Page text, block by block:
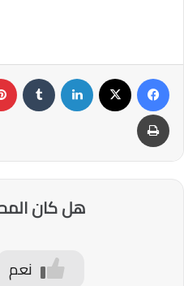
هل كان
نعم